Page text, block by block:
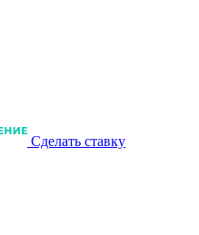
Сделать ставку